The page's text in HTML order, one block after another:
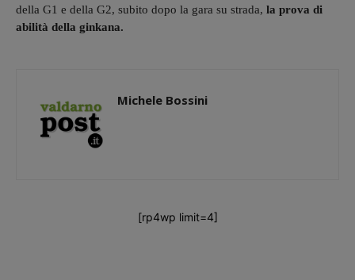
della G1 e della G2, subito dopo la gara su strada, la prova di
abilità della ginkana.
Michele Bossini
[rp4wp limit=4]